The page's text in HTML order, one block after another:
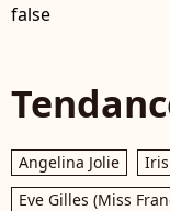
false
Angelina Jolie
Eve Gilles (Miss